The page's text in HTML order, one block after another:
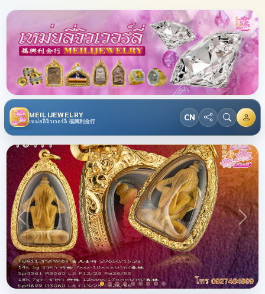
MEILIJEWELRY
เหม่ยลี่จิวเวอร์ลี่ 福興利金行 CN